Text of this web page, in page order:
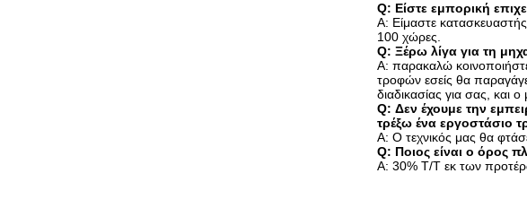
Q: Είστε εμπορική
Α: Είμαστε
100 χώρες.
Q: Ξέρω λίγα για τη
Α: παρακαλώ
τροφών εσείς θα
διαδικασίας για σας, και
Q: Δεν έχουμε την
τρέξω ένα εργοστάσιο
Α: Ο τεχνικός μας θα
Q: Ποιος είναι ο όρος
Α: 30% T/T εκ των